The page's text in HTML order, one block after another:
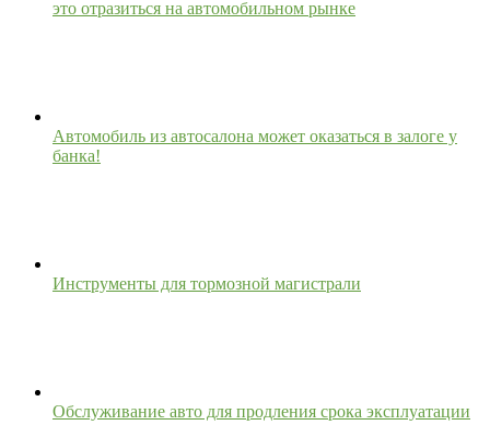
это отразиться на автомобильном рынке
Автомобиль из автосалона может оказаться в залоге у
банка!
Инструменты для тормозной магистрали
Обслуживание авто для продления срока эксплуатации